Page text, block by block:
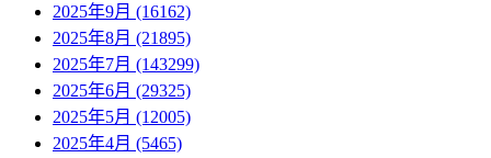
2025年9月 (16162)
2025年8月 (21895)
2025年7月 (143299)
2025年6月 (29325)
2025年5月 (12005)
2025年4月 (5465)